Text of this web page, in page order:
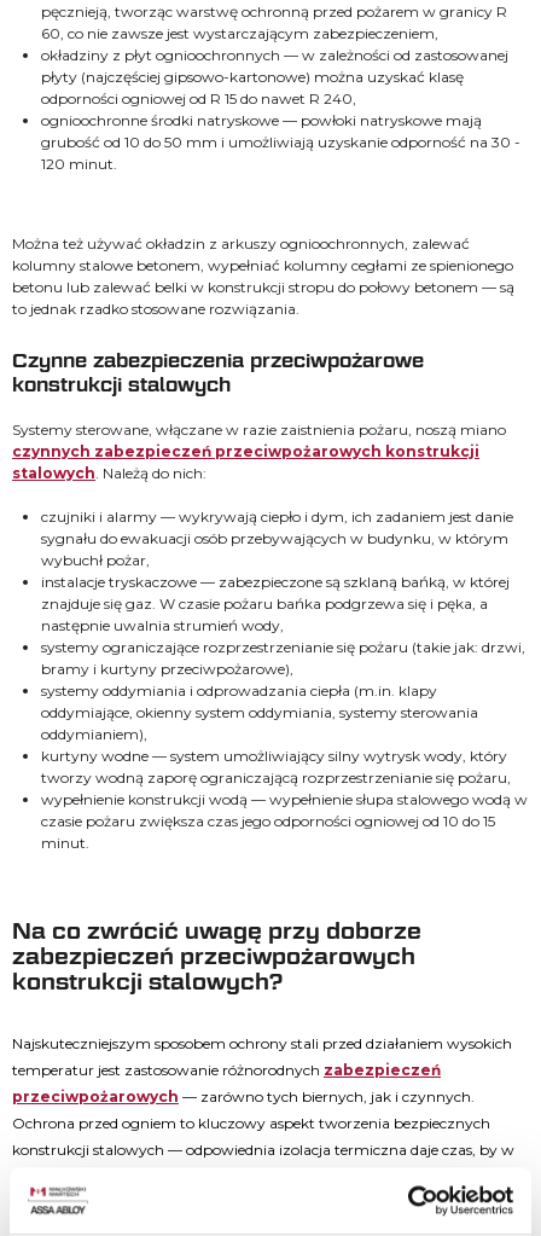
pęcznieją, tworząc warstwę ochronną przed pożarem w granicy R
60, co nie zawsze jest wystarczającym zabezpieczeniem,
okładziny z płyt ognioochronnych — w zależności od zastosowanej
płyty (najczęściej gipsowo-kartonowe) można uzyskać klasę
odporności ogniowej od R 15 do nawet R 240,
ognioochronne środki natryskowe — powłoki natryskowe mają
grubość od 10 do 50 mm i umożliwiają uzyskanie odporność na 30 -
120 minut.
Można też używać okładzin z arkuszy ognioochronnych, zalewać
kolumny stalowe betonem, wypełniać kolumny cegłami ze spienionego
betonu lub zalewać belki w konstrukcji stropu do połowy betonem — są
to jednak rzadko stosowane rozwiązania.
Czynne zabezpieczenia przeciwpożarowe
konstrukcji stalowych
Systemy sterowane, włączane w razie zaistnienia pożaru, noszą miano
czynnych zabezpieczeń przeciwpożarowych konstrukcji
stalowych. Należą do nich:
czujniki i alarmy — wykrywają ciepło i dym, ich zadaniem jest danie
sygnału do ewakuacji osób przebywających w budynku, w którym
wybuchł pożar,
instalacje tryskaczowe — zabezpieczone są szklaną bańką, w której
znajduje się gaz. W czasie pożaru bańka podgrzewa się i pęka, a
następnie uwalnia strumień wody,
systemy ograniczające rozprzestrzenianie się pożaru (takie jak: drzwi,
bramy i kurtyny przeciwpożarowe),
systemy oddymiania i odprowadzania ciepła (m.in. klapy
oddymiające, okienny system oddymiania, systemy sterowania
oddymianiem),
kurtyny wodne — system umożliwiający silny wytrysk wody, który
tworzy wodną zaporę ograniczającą rozprzestrzenianie się pożaru,
wypełnienie konstrukcji wodą — wypełnienie słupa stalowego wodą w
czasie pożaru zwiększa czas jego odporności ogniowej od 10 do 15
minut.
Na co zwrócić uwagę przy doborze
zabezpieczeń przeciwpożarowych
konstrukcji stalowych?
Najskuteczniejszym sposobem ochrony stali przed działaniem wysokich
temperatur jest zastosowanie różnorodnych zabezpieczeń
przeciwpożarowych — zarówno tych biernych, jak i czynnych.
Ochrona przed ogniem to kluczowy aspekt tworzenia bezpiecznych
konstrukcji stalowych — odpowiednia izolacja termiczna daje czas, by w
zabezpieczenia uzależniony jest od rodzaju konstrukcji, jej